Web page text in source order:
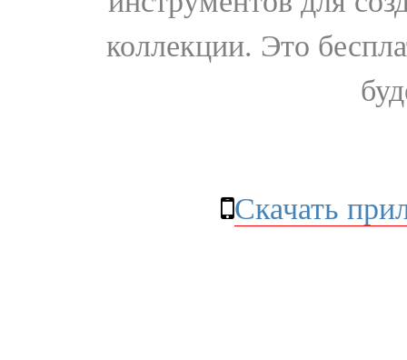
коллекции. Это
Скачать